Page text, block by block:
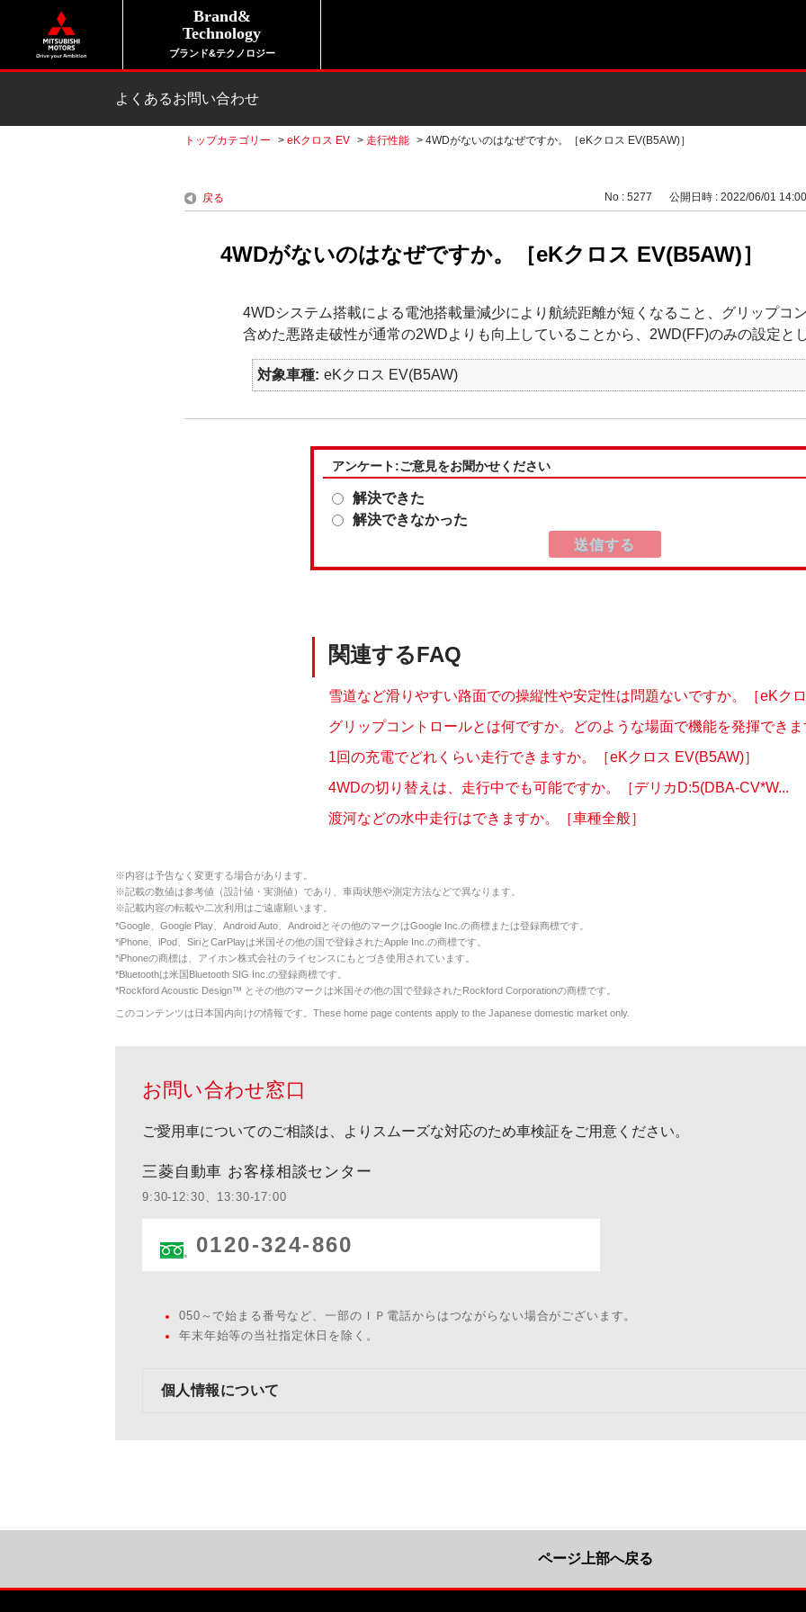
Brand&
Technology
ブランド&テクノロジー
よくあるお問い合わせ
トップカテゴリー > eKクロス EV > 走行性能 > 4WDがないのはなぜですか。［eKクロス EV(B5AW)］
戻る No : 5277 公開日時 : 2022/06/01 14:00
4WDがないのはなぜですか。［eKクロス EV(B5AW)］
4WDシステム搭載による電池搭載量減少により航続距離が短くなること、グリップコ
含めた悪路走破性が通常の2WDよりも向上していることから、2WD(FF)のみの設定とし
対象車種 eKクロス EV(B5AW)
アンケート:ご意見をお聞かせください
解決できた
解決できなかった
関連するFAQ
雪道など滑りやすい路面での操縦性や安定性は問題ないですか。［eKク
グリップコントロールとは何ですか。どのような場面で機能を発揮できま
1回の充電でどれくらい走行できますか。［eKクロス EV(B5AW)］
4WDの切り替えは、走行中でも可能ですか。［デリカD:5(DBA-CV*W...
渡河などの水中走行はできますか。［車種全般］
※内容は予告なく変更する場合があります。
※記載の数値は参考値（設計値・実測値）であり、車両状態や測定方法などで異なります。
※記載内容の転載や二次利用はご遠慮願います。
*Google、Google Play、Android Auto、Androidとその他のマークはGoogle Inc.の商標または登録商標です。
*iPhone、iPod、SiriとCarPlayは米国その他の国で登録されたApple Inc.の商標です。
*iPhoneの商標は、アイホン株式会社のライセンスにもとづき使用されています。
*Bluetoothは米国Bluetooth SIG Inc.の登録商標です。
*Rockford Acoustic Design™ とその他のマークは米国その他の国で登録されたRockford Corporationの商標です。
このコンテンツは日本国内向けの情報です。These home page contents apply to the Japanese domestic market only.
お問い合わせ窓口
ご愛用車についてのご相談は、よりスムーズな対応のため車検証をご用意ください。
三菱自動車 お客様相談センター
9:30-12:30、13:30-17:00
0120-324-860
050～で始まる番号など、一部のＩＰ電話からはつながらない場合がございます。
年末年始等の当社指定休日を除く。
個人情報について
ページ上部へ戻る